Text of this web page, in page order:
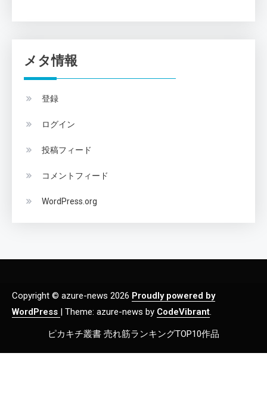
メタ情報
登録
ログイン
投稿フィード
コメントフィード
WordPress.org
Copyright © azure-news 2026 Proudly powered by
WordPress | Theme: azure-news by CodeVibrant
ピカキチ叢書 売れ筋ランキングTOP10作品